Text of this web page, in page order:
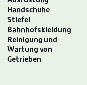
Handschuhe
Stiefel
Bahnhofskleidung
Reinigung und
Wartung von
Getrieben